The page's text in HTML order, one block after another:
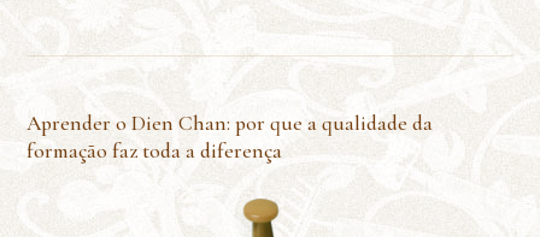
Aprender o Dien Chan: por que a qualidade da
formação faz toda a diferença